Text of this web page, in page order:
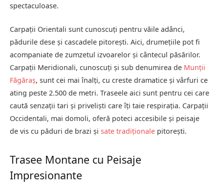
spectaculoase.
Carpații Orientali sunt cunoscuți pentru văile adânci,
pădurile dese și cascadele pitorești. Aici, drumețiile pot fi
acompaniate de zumzetul izvoarelor și cântecul păsărilor.
Carpații Meridionali, cunoscuți și sub denumirea de Munții
Făgăraș, sunt cei mai înalți, cu creste dramatice și vârfuri ce
ating peste 2.500 de metri. Traseele aici sunt pentru cei care
caută senzații tari și priveliști care îți taie respirația. Carpații
Occidentali, mai domoli, oferă poteci accesibile și peisaje
de vis cu păduri de brazi și sate tradiționale pitorești.
Trasee Montane cu Peisaje
Impresionante